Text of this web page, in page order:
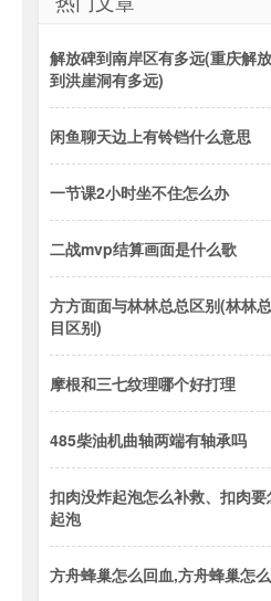
解放碑到南岸区有多远(重庆解
到洪崖洞有多远)
闲鱼聊天边上有铃铛什么意思
一节课2小时坐不住怎么办
二战mvp结算画面是什么歌
方方面面与林林总总区别(林林
目区别)
摩根和三七纹理哪个好打理
485柴油机曲轴两端有轴承吗
扣肉没炸起泡怎么补救、扣肉
起泡
方舟蜂巢怎么回血,方舟蜂巢怎